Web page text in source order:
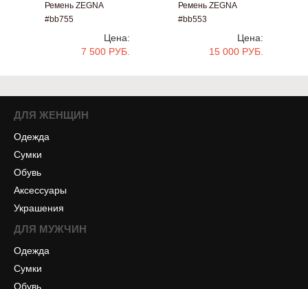
Ремень ZEGNA
#bb755
Цена:
7 500 РУБ.
Ремень ZEGNA
#bb553
Цена:
15 000 РУБ.
ДЛЯ ЖЕНЩИН
Одежда
Сумки
Обувь
Аксессуары
Украшения
ДЛЯ МУЖЧИН
Одежда
Сумки
Обувь